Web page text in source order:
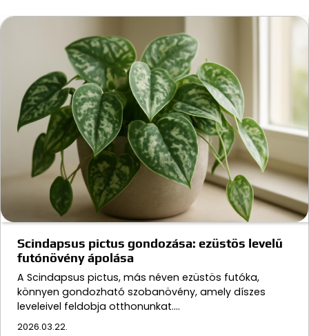
Scindapsus pictus gondozása: ezüstös levelű
futónövény ápolása
A Scindapsus pictus, más néven ezüstös futóka,
könnyen gondozható szobanövény, amely díszes
leveleivel feldobja otthonunkat.…
2026.03.22.